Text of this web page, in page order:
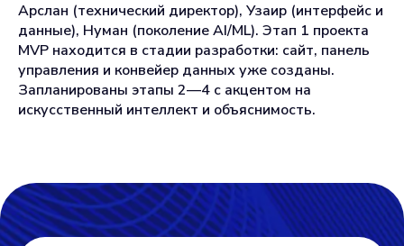
Арслан (технический директор), Узаир (интерфейс и
данные), Нуман (поколение AI/ML). Этап 1 проекта
MVP находится в стадии разработки: сайт, панель
управления и конвейер данных уже созданы.
Запланированы этапы 2—4 с акцентом на
искусственный интеллект и объяснимость.